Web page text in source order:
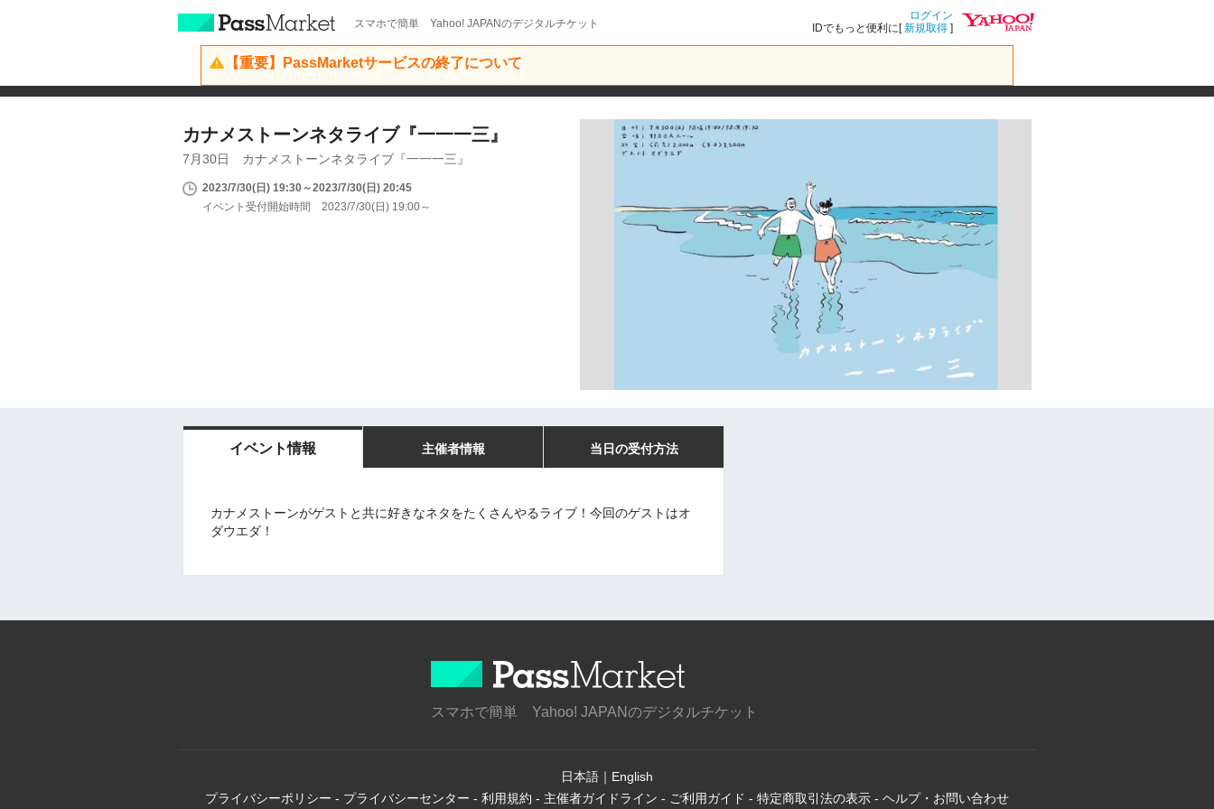
スマホで簡単 Yahoo! JAPANのデジタルチケット
ログイン
IDでもっと便利に[新規取得 ]
【重要】PassMarketサービスの終了について
カナメストーンネタライブ『一一一三』
7月30日 カナメストーンネタライブ『一一一三』
2023/7/30(日) 19:30～2023/7/30(日) 20:45
イベント受付開始時間 2023/7/30(日) 19:00～
イベント情報 主催者情報 当日の受付方法
カナメストーンがゲストと共に好きなネタをたくさんやるライブ！今回のゲストはオ
ダウエダ！
スマホで簡単 Yahoo! JAPANのデジタルチケット
日本語 ｜ English
プライバシーポリシー - プライバシーセンター - 利用規約 - 主催者ガイドライン - ご利用ガイド - 特定商取引法の表示 - ヘルプ・お問い合わせ